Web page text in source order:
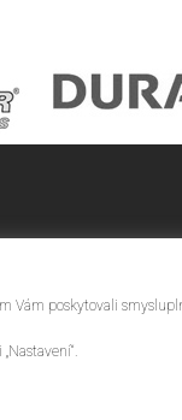
Vám poskytovali